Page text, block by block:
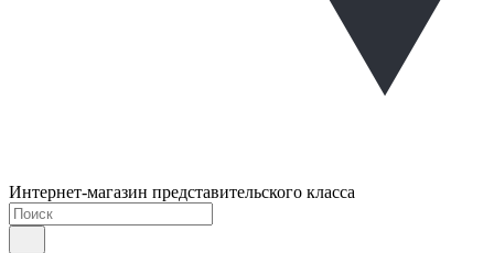
Интернет-магазин представительского класса